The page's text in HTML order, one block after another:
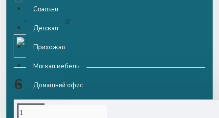
Спальня
Детская
Прихожая
Мягкая мебель
Домашний офис
Матрасы
6 500.00р.
6987
ДСВ